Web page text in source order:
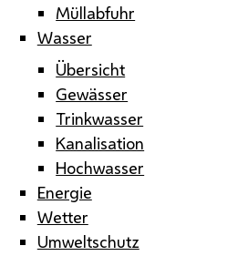
Müllabfuhr
Wasser
Übersicht
Gewässer
Trinkwasser
Kanalisation
Hochwasser
Energie
Wetter
Umweltschutz